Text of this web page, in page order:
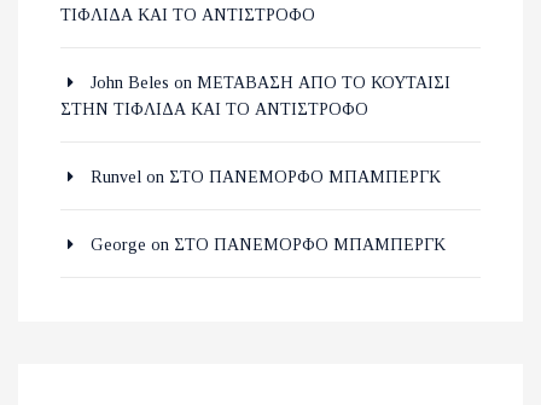
ΤΙΦΛΙΔΑ ΚΑΙ ΤΟ ΑΝΤΙΣΤΡΟΦΟ
John Beles on ΜΕΤΑΒΑΣΗ ΑΠΟ ΤΟ ΚΟΥΤΑΙΣΙ
ΣΤΗΝ ΤΙΦΛΙΔΑ ΚΑΙ ΤΟ ΑΝΤΙΣΤΡΟΦΟ
Runvel on ΣΤΟ ΠΑΝΕΜΟΡΦΟ ΜΠΑΜΠΕΡΓΚ
George on ΣΤΟ ΠΑΝΕΜΟΡΦΟ ΜΠΑΜΠΕΡΓΚ